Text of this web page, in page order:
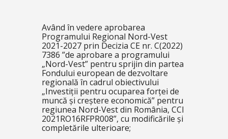
Având în vedere aprobarea
Programului Regional Nord-Vest
2021-2027 prin Decizia CE nr. C(2022)
7386 ”de aprobare a programului
„Nord-Vest” pentru sprijin din partea
Fondului european de dezvoltare
regională în cadrul obiectivului
„Investiții pentru ocuparea forței de
muncă și creștere economică” pentru
regiunea Nord-Vest din România, CCI
2021RO16RFPR008”, cu modificările și
completările ulterioare;